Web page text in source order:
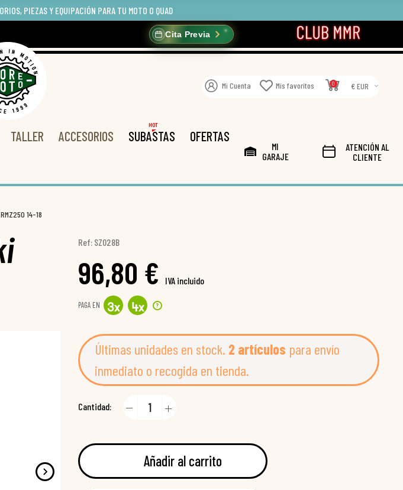
PIEZAS Y EQUIPACIÓN PARA TU MOTO O QUAD
Cita Previa
Mi Cuenta Mis favoritos 0 € EUR
TALLER ACCESORIOS SUBASTAS
HOT
OFERTAS
MI
GARAJE
ATENCIÓN AL
CLIENTE
14-18
Ref: SZ028B
96,80 € IVA incluido
PAGA EN 3x 4x ?
Últimas unidades en stock. 2 artículos para envío
inmediato o recogida en tienda.
Cantidad:
Añadir al carrito